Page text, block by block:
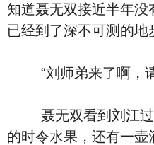
知道聂无双接近半年没
已经到了深不可测的地
“刘师弟来了啊，
聂无双看到刘江过
的时令水果，还有一壶